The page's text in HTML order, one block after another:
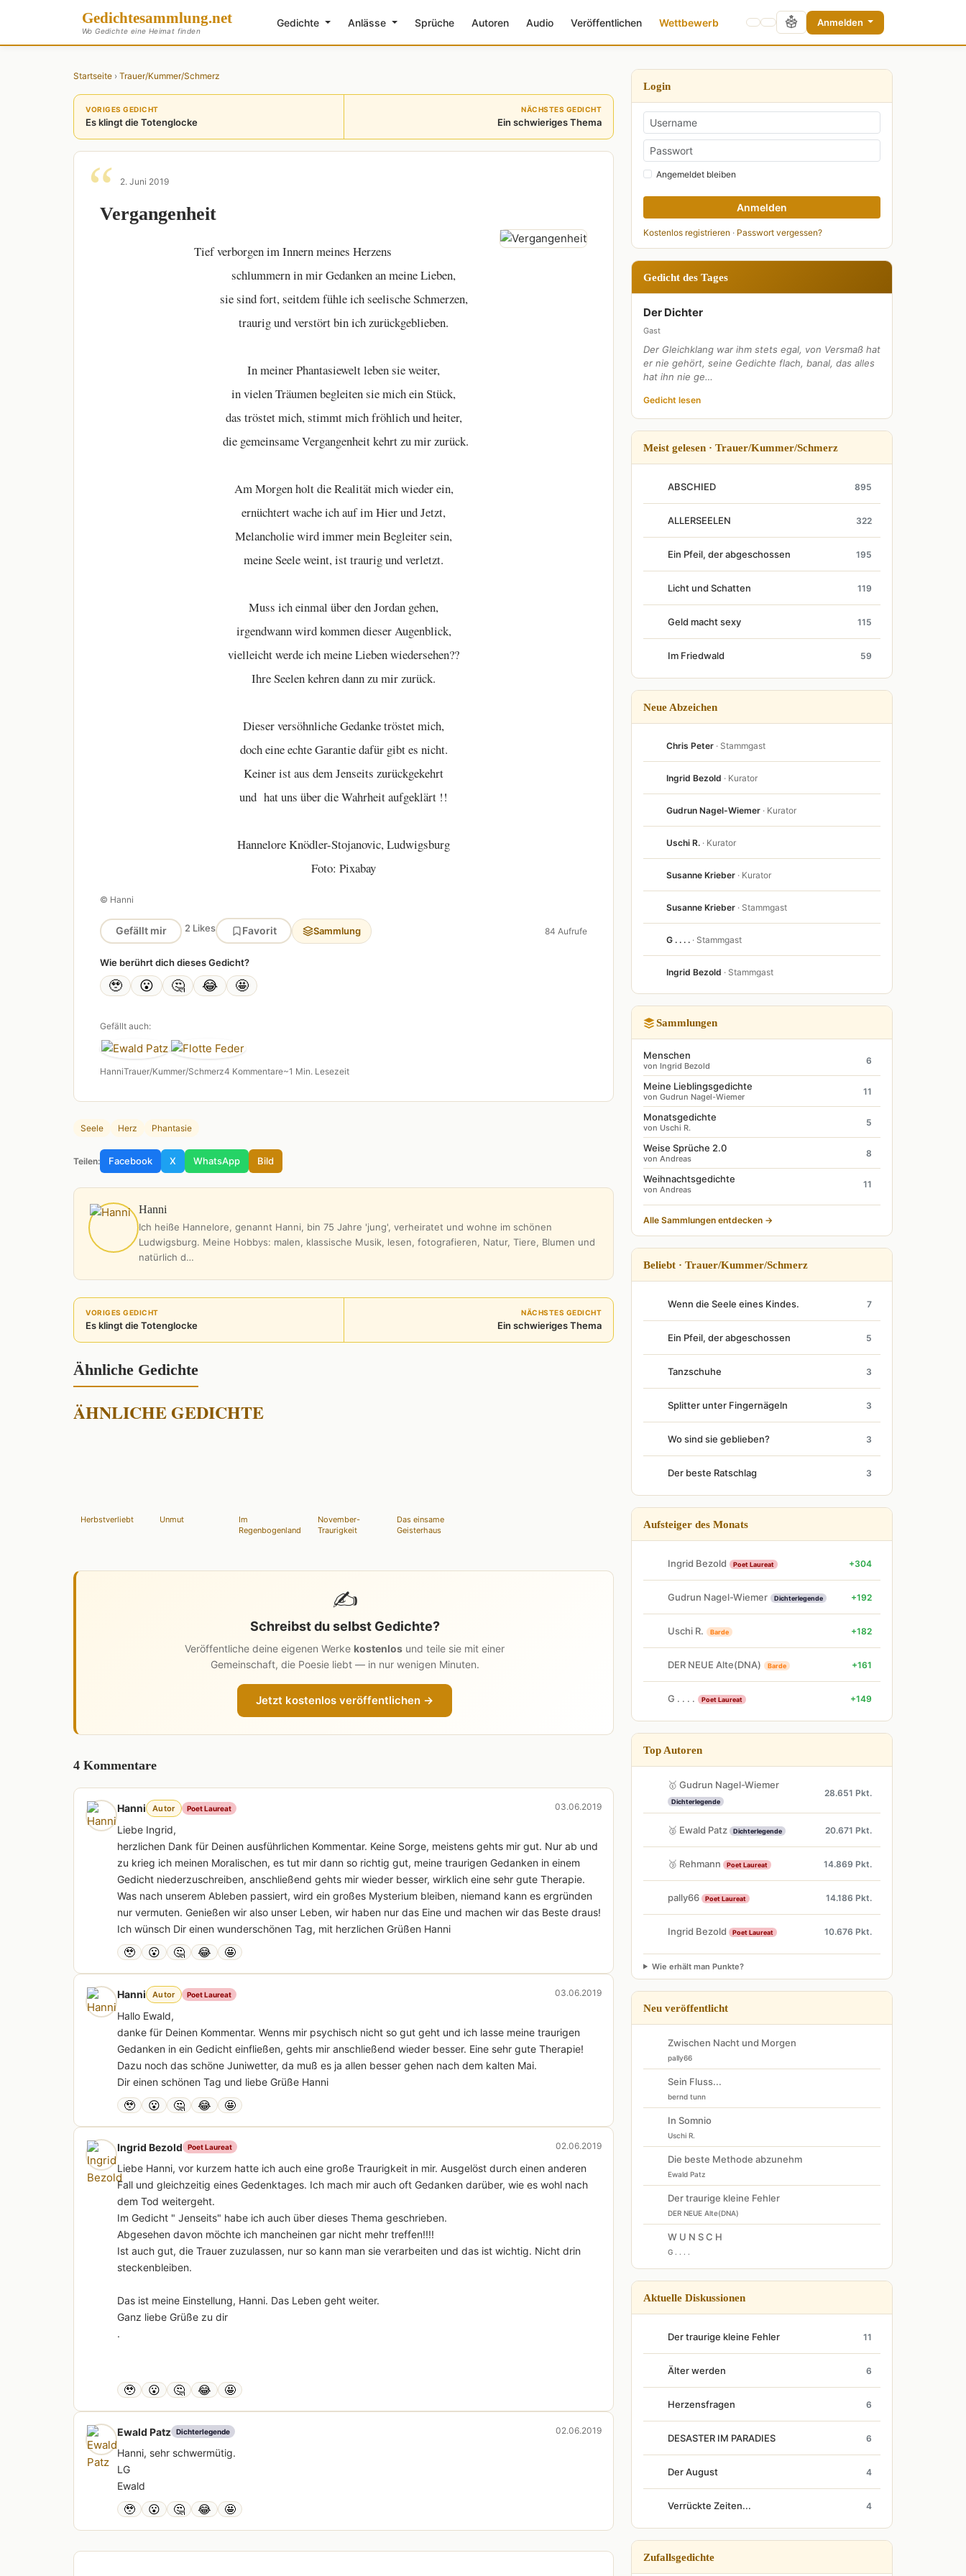
Gedichtesammlung.net
Wo Gedichte eine Heimat finden
Gedichte Anlässe Sprüche Autoren Audio Veröffentlichen Wettbewerb Anmelden
Startseite › Trauer/Kummer/Schmerz
VORIGES GEDICHT
Es klingt die Totenglocke
NÄCHSTES GEDICHT
Ein schwieriges Thema
2. Juni 2019
Vergangenheit
Tief verborgen im Innern meines Herzens
schlummern in mir Gedanken an meine Lieben,
sie sind fort, seitdem fühle ich seelische Schmerzen,
traurig und verstört bin ich zurückgeblieben.
In meiner Phantasiewelt leben sie weiter,
in vielen Träumen begleiten sie mich ein Stück,
das tröstet mich, stimmt mich fröhlich und heiter,
die gemeinsame Vergangenheit kehrt zu mir zurück.
Am Morgen holt die Realität mich wieder ein,
ernüchtert wache ich auf im Hier und Jetzt,
Melancholie wird immer mein Begleiter sein,
meine Seele weint, ist traurig und verletzt.
Muss ich einmal über den Jordan gehen,
irgendwann wird kommen dieser Augenblick,
vielleicht werde ich meine Lieben wiedersehen??
Ihre Seelen kehren dann zu mir zurück.
Dieser versöhnliche Gedanke tröstet mich,
doch eine echte Garantie dafür gibt es nicht.
Keiner ist aus dem Jenseits zurückgekehrt
und hat uns über die Wahrheit aufgeklärt !!
Hannelore Knödler-Stojanovic, Ludwigsburg
Foto: Pixabay
© Hanni
Gefällt mir 2 Likes Favorit Sammlung 84 Aufrufe
Wie berührt dich dieses Gedicht?
🥹 😮 🤔 😂 🤩
Gefällt auch:
HanniTrauer/Kummer/Schmerz4 Kommentare~1 Min. Lesezeit
Seele Herz Phantasie
Teilen: Facebook X WhatsApp Bild
Hanni
Ich heiße Hannelore, genannt Hanni, bin 75 Jahre 'jung', verheiratet und wohne im schönen
Ludwigsburg. Meine Hobbys: malen, klassische Musik, lesen, fotografieren, Natur, Tiere, Blumen und
natürlich d…
VORIGES GEDICHT
Es klingt die Totenglocke
NÄCHSTES GEDICHT
Ein schwieriges Thema
Ähnliche Gedichte
ÄHNLICHE GEDICHTE
Herbstverliebt Unmut
Im
Regenbogenland
November-
Traurigkeit
Das einsame
Geisterhaus
✍️
Schreibst du selbst Gedichte?
Veröffentliche deine eigenen Werke kostenlos und teile sie mit einer
Gemeinschaft, die Poesie liebt — in nur wenigen Minuten.
Jetzt kostenlos veröffentlichen →
4 Kommentare
Hanni Autor Poet Laureat 03.06.2019
Liebe Ingrid,
herzlichen Dank für Deinen ausführlichen Kommentar. Keine Sorge, meistens gehts mir gut. Nur ab und
zu krieg ich meinen Moralischen, es tut mir dann so richtig gut, meine traurigen Gedanken in einem
Gedicht niederzuschreiben, anschließend gehts mir wieder besser, wirklich eine sehr gute Therapie.
Was nach unserem Ableben passiert, wird ein großes Mysterium bleiben, niemand kann es ergründen
nur vermuten. Genießen wir also unser Leben, wir haben nur das Eine und machen wir das Beste draus!
Ich wünsch Dir einen wunderschönen Tag, mit herzlichen Grüßen Hanni
🥹 😮 🤔 😂 🤩
Hanni Autor Poet Laureat 03.06.2019
Hallo Ewald,
danke für Deinen Kommentar. Wenns mir psychisch nicht so gut geht und ich lasse meine traurigen
Gedanken in ein Gedicht einfließen, gehts mir anschließend wieder besser. Eine sehr gute Therapie!
Dazu noch das schöne Juniwetter, da muß es ja allen besser gehen nach dem kalten Mai.
Dir einen schönen Tag und liebe Grüße Hanni
🥹 😮 🤔 😂 🤩
Ingrid Bezold Poet Laureat 02.06.2019
Liebe Hanni, vor kurzem hatte ich auch eine große Traurigkeit in mir. Ausgelöst durch einen anderen
Fall und gleichzeitig eines Gedenktages. Ich mach mir auch oft Gedanken darüber, wie es wohl nach
dem Tod weitergeht.
Im Gedicht " Jenseits" habe ich auch über dieses Thema geschrieben.
Abgesehen davon möchte ich mancheinen gar nicht mehr treffen!!!!
Ist auch gut, die Trauer zuzulassen, nur so kann man sie verarbeiten und das ist wichtig. Nicht drin
steckenbleiben.
Das ist meine Einstellung, Hanni. Das Leben geht weiter.
Ganz liebe Grüße zu dir
.
🥹 😮 🤔 😂 🤩
Ewald Patz Dichterlegende 02.06.2019
Hanni, sehr schwermütig.
LG
Ewald
🥹 😮 🤔 😂 🤩
Login
Angemeldet bleiben
Anmelden
Kostenlos registrieren · Passwort vergessen?
Gedicht des Tages
Der Dichter
Gast
Der Gleichklang war ihm stets egal, von Versmaß hat
er nie gehört, seine Gedichte flach, banal, das alles
hat ihn nie ge…
Gedicht lesen
Meist gelesen · Trauer/Kummer/Schmerz
ABSCHIED 895
ALLERSEELEN 322
Ein Pfeil, der abgeschossen 195
Licht und Schatten 119
Geld macht sexy 115
Im Friedwald 59
Neue Abzeichen
Chris Peter · Stammgast
Ingrid Bezold · Kurator
Gudrun Nagel-Wiemer · Kurator
Uschi R. · Kurator
Susanne Krieber · Kurator
Susanne Krieber · Stammgast
G . . . . · Stammgast
Ingrid Bezold · Stammgast
Sammlungen
Menschen
von Ingrid Bezold
6
Meine Lieblingsgedichte
von Gudrun Nagel-Wiemer
11
Monatsgedichte
von Uschi R.
5
Weise Sprüche 2.0
von Andreas
8
Weihnachtsgedichte
von Andreas
11
Alle Sammlungen entdecken →
Beliebt · Trauer/Kummer/Schmerz
Wenn die Seele eines Kindes. 7
Ein Pfeil, der abgeschossen 5
Tanzschuhe 3
Splitter unter Fingernägeln 3
Wo sind sie geblieben? 3
Der beste Ratschlag 3
Aufsteiger des Monats
Ingrid Bezold Poet Laureat +304
Gudrun Nagel-Wiemer Dichterlegende +192
Uschi R. Barde +182
DER NEUE Alte(DNA) Barde +161
G . . . . Poet Laureat +149
Top Autoren
🥇 Gudrun Nagel-Wiemer
Dichterlegende
28.651 Pkt.
🥈 Ewald Patz Dichterlegende 20.671 Pkt.
🥉 Rehmann Poet Laureat 14.869 Pkt.
pally66 Poet Laureat 14.186 Pkt.
Ingrid Bezold Poet Laureat 10.676 Pkt.
Wie erhält man Punkte?
Neu veröffentlicht
Zwischen Nacht und Morgen
pally66
Sein Fluss...
bernd tunn
In Somnio
Uschi R.
Die beste Methode abzunehm
Ewald Patz
Der traurige kleine Fehler
DER NEUE Alte(DNA)
W U N S C H
G . . . .
Aktuelle Diskussionen
Der traurige kleine Fehler 11
Älter werden 6
Herzensfragen 6
DESASTER IM PARADIES 6
Der August 4
Verrückte Zeiten... 4
Zufallsgedichte